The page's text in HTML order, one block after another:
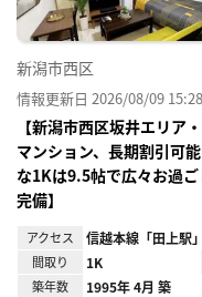
新潟市西区
情報更新日 2026/08/09 15:28
【新潟市西区坂井エリア
マンション、長期割引可
な1Kは9.5帖で広々お過
完備】
アクセス 信越本線「田上駅」
間取り 1K
築年数 1995年 4月 築